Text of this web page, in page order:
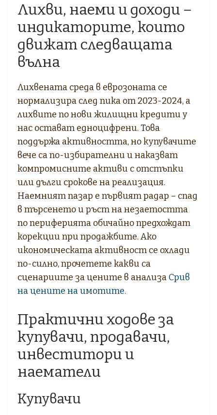
Лихви, наеми и доходи –
индикаторите, които
движат следващата
вълна
Лихвената среда в еврозоната се
нормализира след пика от 2023-2024, а
лихвите по нови жилищни кредити у
нас остават едноцифрени. Това
поддържа активността, но купувачите
вече са по-избирателни и наказват
компромисните активи с отстъпки
или дълги срокове на реализация.
Наемният пазар е първият радар – спад
в търсенето и ръст на незаетостта
по периферията обичайно предхождат
корекции при продажбите. Ако
икономическата активност се охлади
по-силно, прочетете какви са
сценариите за цените в анализа Срив
на цените на имотите.
Практични ходове за
купувачи, продавачи,
инвеститори и
наематели
Купувачи